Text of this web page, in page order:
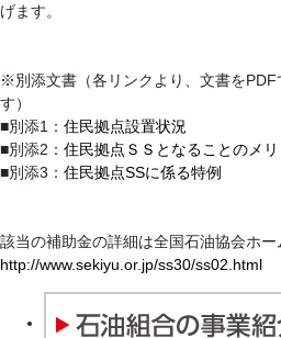
げます。
※別添文書（各リンクより、文書をPDF
す）
■別添1： 住民拠点設置状況
■別添2： 住民拠点ＳＳとなることのメリ
■別添3： 住民拠点SSに係る特例
該当の補助金の詳細は全国石油協会ホー
http://www.sekiyu.or.jp/ss30/ss02.html